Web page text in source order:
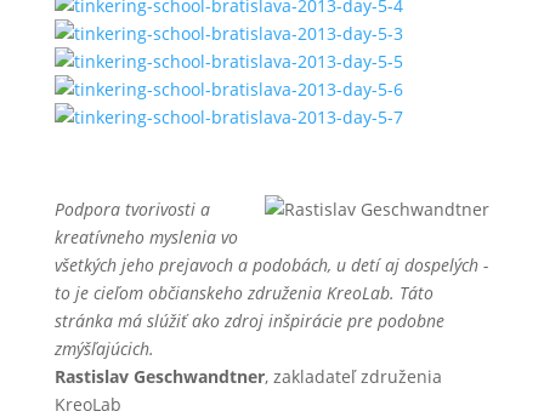
Podpora tvorivosti a
kreatívneho myslenia vo
všetkých jeho prejavoch a podobách, u detí aj dospelých -
to je cieľom občianskeho združenia KreoLab. Táto
stránka má slúžiť ako zdroj inšpirácie pre podobne
zmýšľajúcich.
Rastislav Geschwandtner, zakladateľ združenia
KreoLab